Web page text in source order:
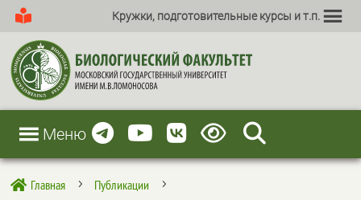
Кружки, подготовительные курсы и т.п.
Меню
 Главная 5 Публикации 5